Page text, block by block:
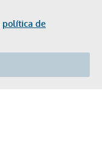
política de